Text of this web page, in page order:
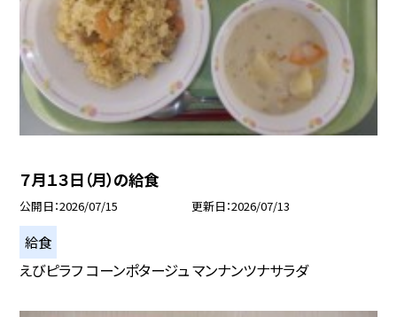
７月１３日（月）の給食
公開日 2026/07/15 更新日 2026/07/13
給食
えびピラフ コーンポタージュ マンナンツナサラダ